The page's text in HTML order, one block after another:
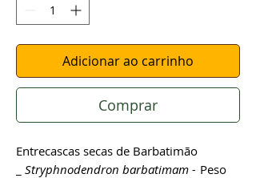
Adicionar ao carrinho
Comprar
Entrecascas secas de Barbatimão
Stryphnodendron barbatimam - Peso